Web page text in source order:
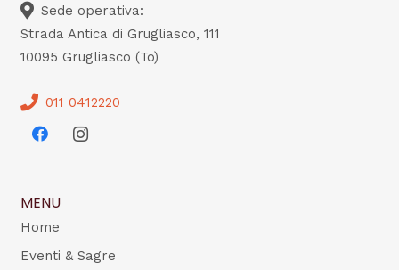
Sede operativa:
Strada Antica di Grugliasco, 111
10095 Grugliasco (To)
011 0412220
MENU
Home
Eventi & Sagre